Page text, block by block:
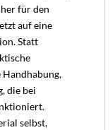
für den
auf eine
Statt
die bei
selbst,